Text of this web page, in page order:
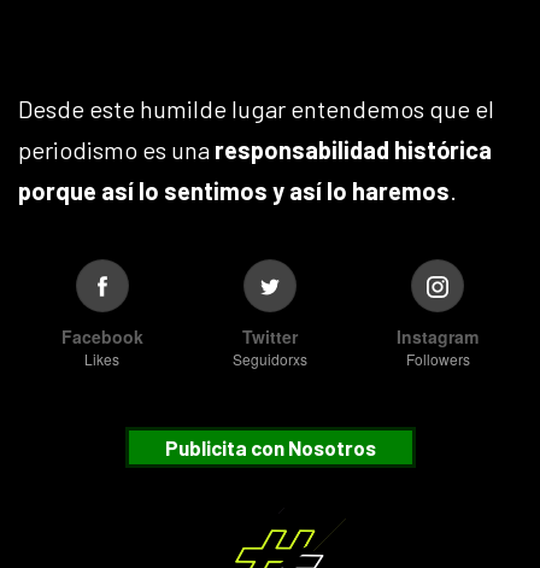
Desde este humilde lugar entendemos que el
periodismo es una responsabilidad histórica
porque así lo sentimos y así lo haremos.
Facebook
Likes
Twitter
Seguidorxs
Instagram
Followers
Publicita con Nosotros